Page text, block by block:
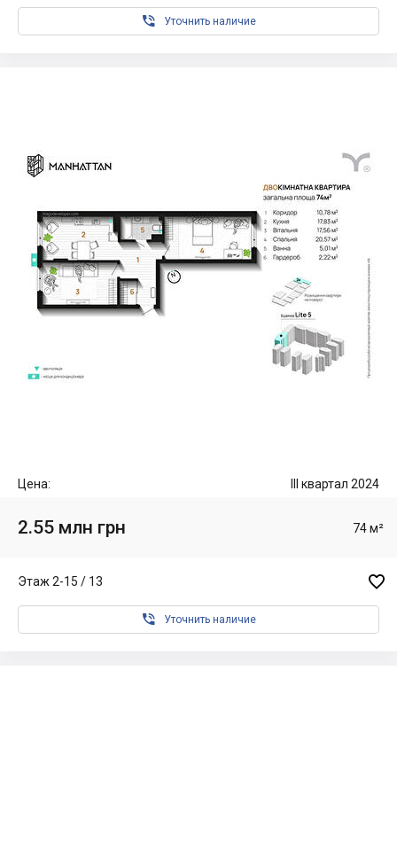
 Уточнить наличие
Цена: III квартал 2024
2.55 млн грн 74 м²
Этаж 2-15 / 13 
 Уточнить наличие